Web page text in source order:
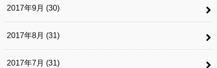
2017年9月 (30)
2017年8月 (31)
2017年7月 (31)